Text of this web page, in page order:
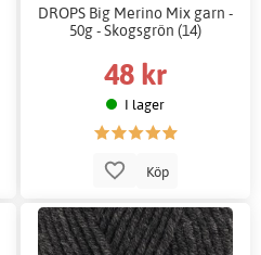
DROPS Big Merino Mix garn -
50g - Skogsgrön (14)
48 kr
I lager
Köp